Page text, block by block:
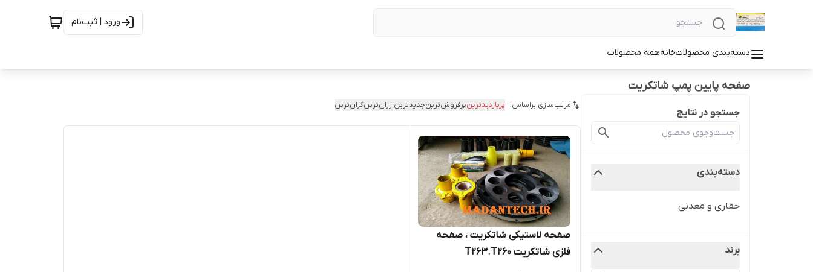
ورود | ثبت‌نام
دسته‌بندی محصولاتخانههمه محصولات
صفحه پایین پمپ شاتکریت
جستجو در نتایج
دسته‌بندی
حفاری و معدنی
برند
مرتب‌سازی براساس: پربازدیدترینپرفروش‌ترینجدیدترینارزان‌ترینگران‌ترین
صفحه لاستیکی شاتکریت ، صفحه
فلزی شاتکریت T263.T260